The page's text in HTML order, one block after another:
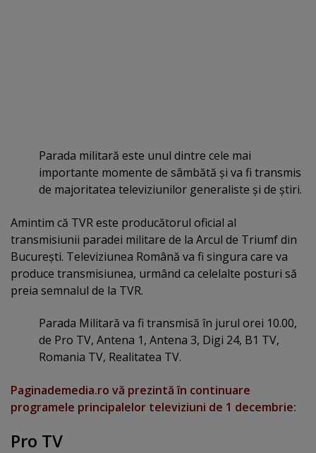
Parada militară este unul dintre cele mai
importante momente de sâmbătă şi va fi transmis
de majoritatea televiziunilor generaliste şi de ştiri.
Amintim că TVR este producătorul oficial al
transmisiunii paradei militare de la Arcul de Triumf din
Bucureşti. Televiziunea Română va fi singura care va
produce transmisiunea, urmând ca celelalte posturi să
preia semnalul de la TVR.
Parada Militară va fi transmisă în jurul orei 10.00,
de Pro TV, Antena 1, Antena 3, Digi 24, B1 TV,
Romania TV, Realitatea TV.
Paginademedia.ro vă prezintă în continuare
programele principalelor televiziuni de 1 decembrie:
Pro TV